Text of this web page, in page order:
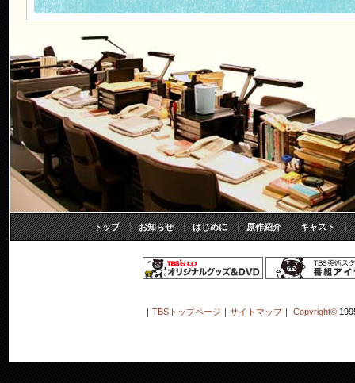
トップ お知らせ はじめに 原作紹介 キャスト
｜ TBSトップページ ｜ サイトマップ｜ Copyright©